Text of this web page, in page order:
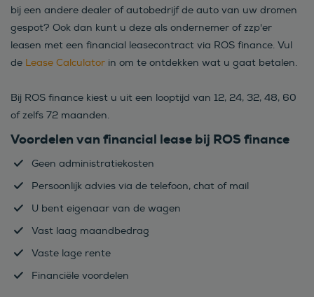
bij een andere dealer of autobedrijf de auto van uw dromen
gespot? Ook dan kunt u deze als ondernemer of zzp'er
leasen met een financial leasecontract via ROS finance. Vul
de Lease Calculator in om te ontdekken wat u gaat betalen.
Bij ROS finance kiest u uit een looptijd van 12, 24, 32, 48, 60
of zelfs 72 maanden.
Voordelen van financial lease bij ROS finance
Geen administratiekosten
Persoonlijk advies via de telefoon, chat of mail
U bent eigenaar van de wagen
Vast laag maandbedrag
Vaste lage rente
Financiële voordelen